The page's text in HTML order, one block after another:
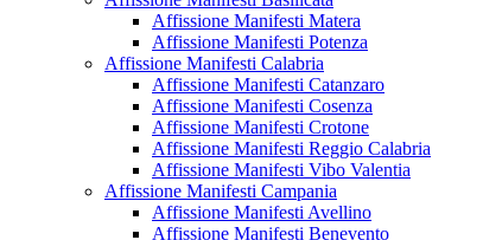
Affissione Manifesti Matera
Affissione Manifesti Potenza
Affissione Manifesti Calabria
Affissione Manifesti Catanzaro
Affissione Manifesti Cosenza
Affissione Manifesti Crotone
Affissione Manifesti Reggio Calabria
Affissione Manifesti Vibo Valentia
Affissione Manifesti Campania
Affissione Manifesti Avellino
Affissione Manifesti Benevento